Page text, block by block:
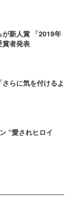
が新人賞 「2019年
賞者発表
らに気を付けるよ
“愛されヒロイ